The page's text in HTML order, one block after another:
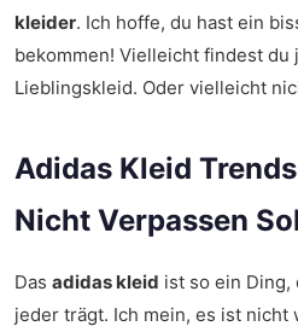
kleider. Ich hoffe, du hast ein
bekommen! Vielleicht findest du
Lieblingskleid. Oder vielleicht
Adidas Kleid
Nicht Verpassen
Das adidas kleid ist so ein
jeder trägt. Ich mein, es ist nicht